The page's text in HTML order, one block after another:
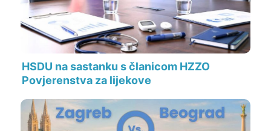
HSDU na sastanku s članicom HZZO
Povjerenstva za lijekove